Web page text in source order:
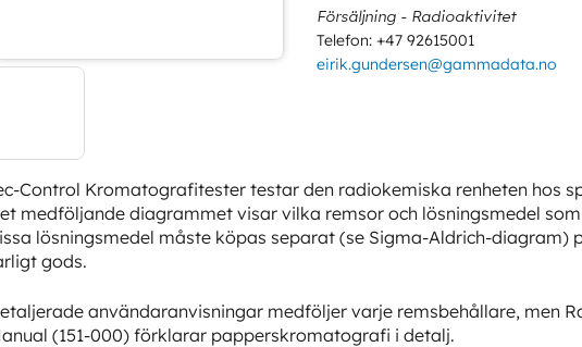
Control Kromatografitester testar den radiokemiska renheten hos
medföljande diagrammet visar vilka remsor och lösningsmedel
lösningsmedel måste köpas separat (se Sigma-Aldrich-
gods.
användaranvisningar medföljer varje remsbehållare, men
(151-000) förklarar papperskromatografi i detalj.
Försäljning - Radioaktivitet
Telefon: +47 92615001
eirik.gundersen@gammadata.no